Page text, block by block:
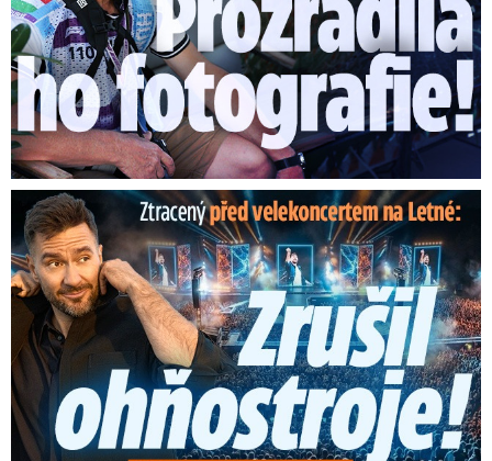
Ztracený škrtl ohňostroj na Letné! Ještě nezačal a už ...